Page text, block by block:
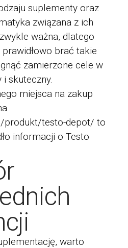
suplementy oraz
związana z ich
ważna, dlatego
brać takie
zamierzone cele w
skuteczny.
miejsca na zakup
produkt/testo-depot/ to
informacji o Testo
warto